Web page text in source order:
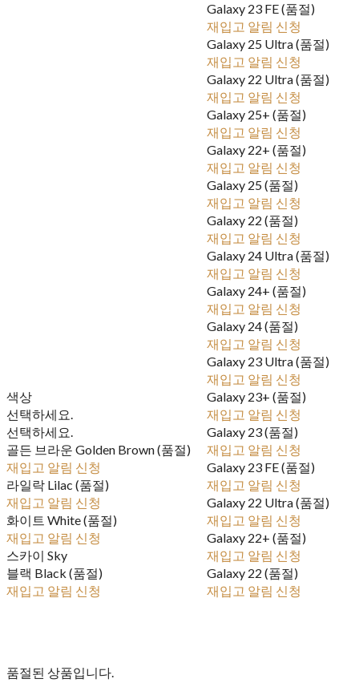
색상
선택하세요.
선택하세요.
골든 브라운 Golden Brown (품절)
재입고 알림 신청
라일락 Lilac (품절)
재입고 알림 신청
화이트 White (품절)
재입고 알림 신청
스카이 Sky
블랙 Black (품절)
재입고 알림 신청
Galaxy 23 FE (품절)
재입고 알림 신청
Galaxy 25 Ultra (품절)
재입고 알림 신청
Galaxy 22 Ultra (품절)
재입고 알림 신청
Galaxy 25+ (품절)
재입고 알림 신청
Galaxy 22+ (품절)
재입고 알림 신청
Galaxy 25 (품절)
재입고 알림 신청
Galaxy 22 (품절)
재입고 알림 신청
Galaxy 24 Ultra (품절)
재입고 알림 신청
Galaxy 24+ (품절)
재입고 알림 신청
Galaxy 24 (품절)
재입고 알림 신청
Galaxy 23 Ultra (품절)
재입고 알림 신청
Galaxy 23+ (품절)
재입고 알림 신청
Galaxy 23 (품절)
재입고 알림 신청
Galaxy 23 FE (품절)
재입고 알림 신청
Galaxy 22 Ultra (품절)
재입고 알림 신청
Galaxy 22+ (품절)
재입고 알림 신청
Galaxy 22 (품절)
재입고 알림 신청
품절된 상품입니다.